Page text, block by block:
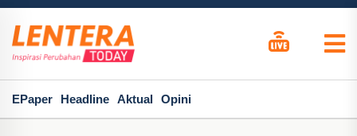
EPaper Headline Aktual Opini